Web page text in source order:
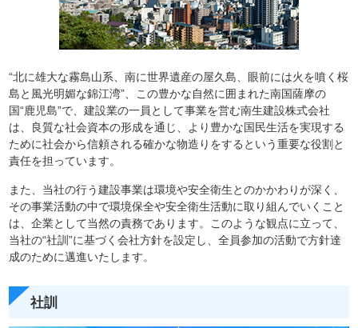
“北に雄大な霧島山系、南に世界遺産の屋久島、眼前には火を噴く桜
島と風光明媚な錦江湾”、この豊かな自然に囲まれた南国薩摩の
国“鹿児島”で、建設業の一員として事業を営む南生建設株式会社
は、良質な社会資本の形成を通じ、より豊かな国民生活を実現する
ために社会から信頼される確かな物造りをするという重要な役割と
責任を担っています。
また、当社の行う建設事業は環境や安全衛生とのかかわりが深く、
その事業活動の中で環境保全や安全衛生活動に取り組んでいくこと
は、企業として当然の責務であります。このような観点に立って、
当社の“社訓”に基づく会社方針を設定し、全員参加の活動で方針達
成のために邁進いたします。
社訓